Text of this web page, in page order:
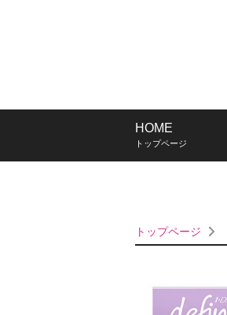
トップページ
HOME
トップページ